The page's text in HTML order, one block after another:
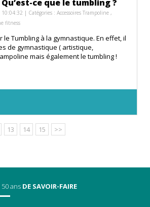
ce que le tumbling ?
| Catégories : Accessoires Trampoline ,
fitness
le Tumbling à la gymnastique. En effet, il
de gymnastique ( artistique,
mais également le tumbling !
13 14 15 >>
ans DE SAVOIR-FAIRE